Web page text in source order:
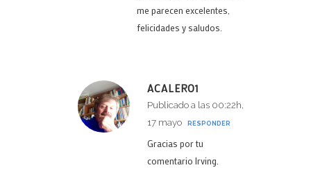
me parecen excelentes,
felicidades y saludos.
ACALERO1
Publicado a las 00:22h,
17 mayo
RESPONDER
Gracias por tu
comentario Irving.